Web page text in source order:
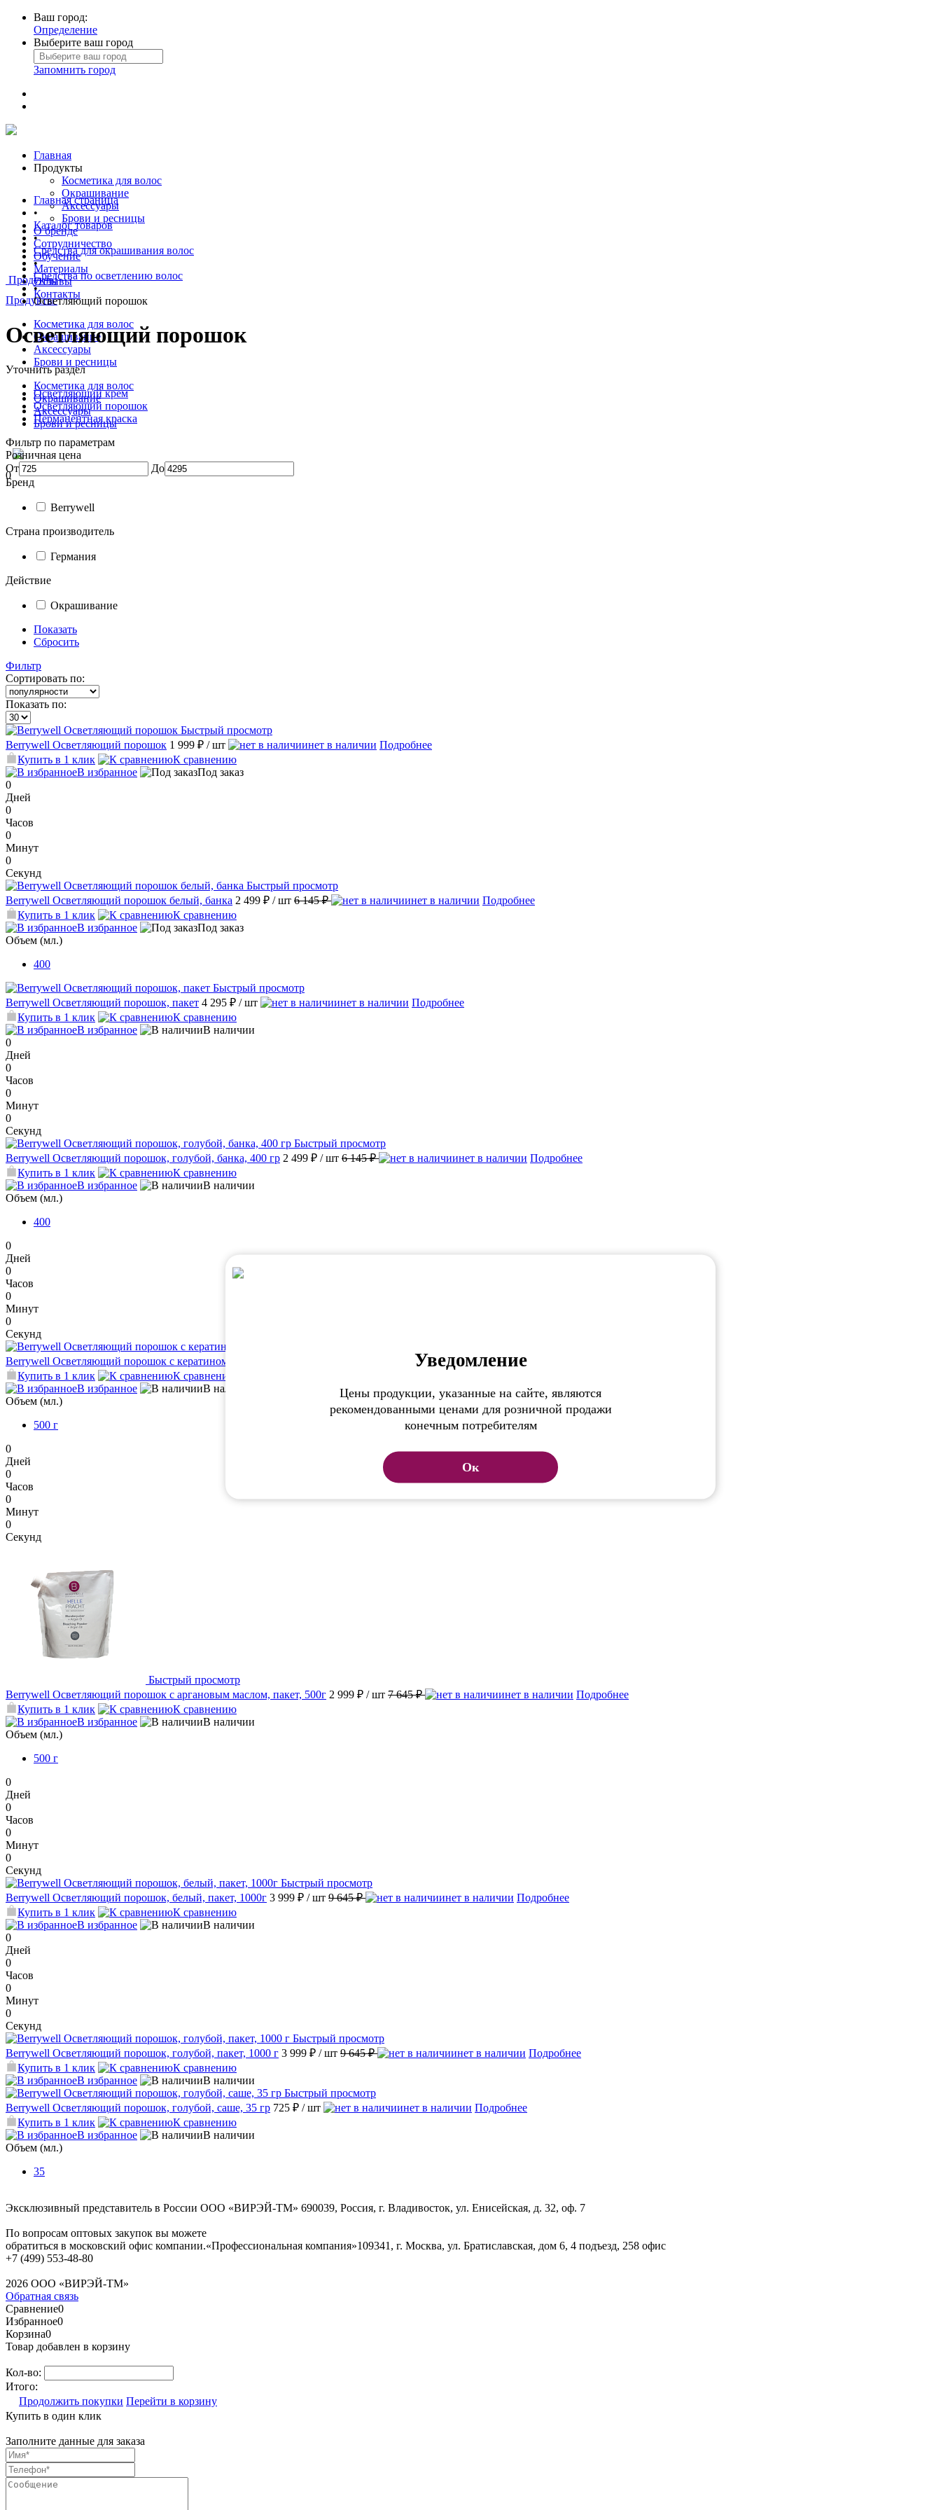
Ваш город:
Определение
Выберите ваш город
Запомнить город
Главная
Продукты
Косметика для волос
Окрашивание
Аксессуары
Брови и ресницы
О бренде
Сотрудничество
Обучение
Материалы
Отзывы
Контакты
Продукты
Продукты
Косметика для волос
Окрашивание
Аксессуары
Брови и ресницы
Косметика для волос
Окрашивание
Аксессуары
Брови и ресницы
0
Главная страница
•
Каталог товаров
•
Средства для окрашивания волос
•
Средства по осветлению волос
•
Осветляющий порошок
Осветляющий порошок
Уточнить раздел
Осветляющий крем
Осветляющий порошок
Перманентная краска
Фильтр по параметрам
Розничная цена
От
До
Бренд
Berrywell
Страна производитель
Германия
Действие
Окрашивание
Показать
Сбросить
Фильтр
Сортировать по:
Показать по:
Быстрый просмотр
Berrywell Осветляющий порошок 1 999 ₽ / шт нет в наличии Подробнее
Купить в 1 клик
К сравнению
В избранное
Под заказ
0
Дней
0
Часов
0
Минут
0
Секунд
Быстрый просмотр
Berrywell Осветляющий порошок белый, банка 2 499 ₽ / шт 6 145 ₽ нет в наличии Подробнее
Купить в 1 клик
К сравнению
В избранное
Под заказ
Объем (мл.)
400
Быстрый просмотр
Berrywell Осветляющий порошок, пакет 4 295 ₽ / шт нет в наличии Подробнее
Купить в 1 клик
К сравнению
В избранное
В наличии
0
Дней
0
Часов
0
Минут
0
Секунд
Быстрый просмотр
Berrywell Осветляющий порошок, голубой, банка, 400 гр 2 499 ₽ / шт 6 145 ₽ нет в наличии Подробнее
Купить в 1 клик
К сравнению
В избранное
В наличии
Объем (мл.)
400
0
Дней
0
Часов
0
Минут
0
Секунд
Berrywell Осветляющий порошок с кератином, пакет, 500 г
нет в наличии
Купить в 1 клик
К сравнению
В избранное
В наличии
Объем (мл.)
500 г
0
Дней
0
Часов
0
Минут
0
Секунд
Быстрый просмотр
Berrywell Осветляющий порошок с аргановым маслом, пакет, 500г 2 999 ₽ / шт 7 645 ₽ нет в наличии Подробнее
Купить в 1 клик
К сравнению
В избранное
В наличии
Объем (мл.)
500 г
0
Дней
0
Часов
0
Минут
0
Секунд
Быстрый просмотр
Berrywell Осветляющий порошок, белый, пакет, 1000г 3 999 ₽ / шт 9 645 ₽ нет в наличии Подробнее
Купить в 1 клик
К сравнению
В избранное
В наличии
0
Дней
0
Часов
0
Минут
0
Секунд
Быстрый просмотр
Berrywell Осветляющий порошок, голубой, пакет, 1000 г 3 999 ₽ / шт 9 645 ₽ нет в наличии Подробнее
Купить в 1 клик
К сравнению
В избранное
В наличии
Быстрый просмотр
Berrywell Осветляющий порошок, голубой, саше, 35 гр 725 ₽ / шт нет в наличии Подробнее
Купить в 1 клик
К сравнению
В избранное
В наличии
Объем (мл.)
35
Эксклюзивный представитель в России ООО «ВИРЭЙ-ТМ» 690039, Россия, г. Владивосток, ул. Енисейская, д. 32, оф. 7
По вопросам оптовых закупок вы можете
обратиться в московский офис компании.«Профессиональная компания»109341, г. Москва, ул. Братиславская, дом 6, 4 подъезд, 258 офис
+7 (499) 553-48-80
2026 ООО «ВИРЭЙ-ТМ»
Обратная связь
Сравнение0
Избранное0
Корзина0
Товар добавлен в корзину
Кол-во:
Итого:
Продолжить покупки Перейти в корзину
Купить в один клик
Заполните данные для заказа
Уведомление
Цены продукции, указанные на сайте, являются
рекомендованными ценами для розничной продажи
конечным потребителям
Ок